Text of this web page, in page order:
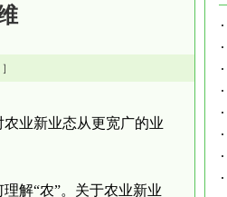
业新业态从更宽广的业
解“农”。关于农业新业